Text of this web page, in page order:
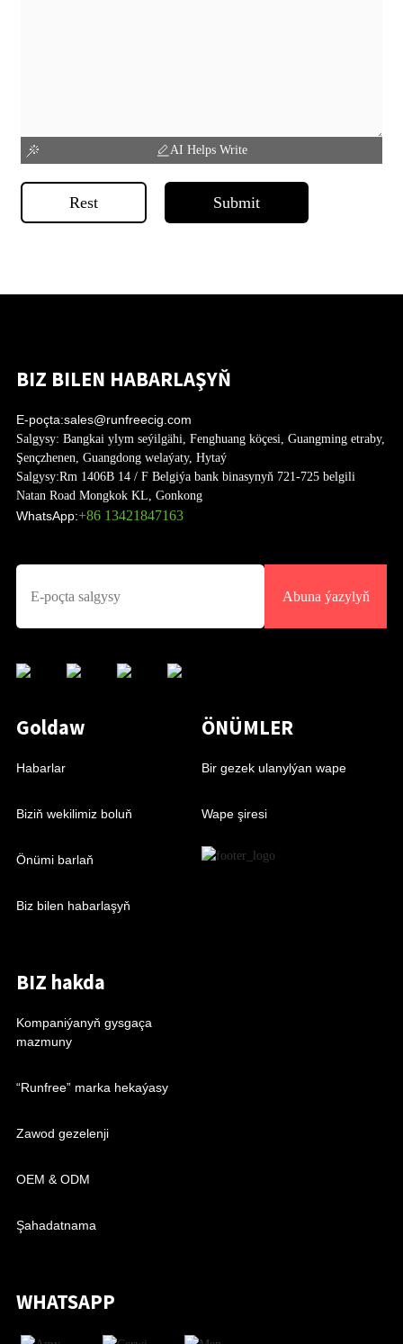
AI Helps Write
Rest Submit
BIZ BILEN HABARLAŞYŇ
E-poçta:sales@runfreecig.com
Salgysy: Bangkai ylym seýilgähi, Fenghuang köçesi, Guangming etraby,
Şençzhenen, Guangdong welaýaty, Hytaý
Salgysy:Rm 1406B 14 / F Belgiýa bank binasynyň 721-725 belgili
Natan Road Mongkok KL, Gonkong
WhatsApp:+86 13421847163
Abuna ýazylyň
Goldaw
Habarlar
Biziň wekilimiz boluň
Önümi barlaň
Biz bilen habarlaşyň
ÖNÜMLER
Bir gezek ulanylýan wape
Wape şiresi
BIZ hakda
Kompaniýanyň gysgaça
mazmuny
“Runfree” marka hekaýasy
Zawod gezelenji
OEM & ODM
Şahadatnama
WHATSAPP